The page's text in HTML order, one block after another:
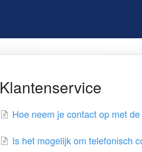
Klantenservice
Hoe neem je contact op met
Is het mogelijk om telefonisch